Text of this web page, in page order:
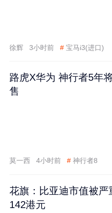
徐辉 3小时前 # 宝马i3(进口)
路虎X华为 神行者5年
售
莫一西 4小时前 # 神行者8
花旗：比亚迪市值被
142港元